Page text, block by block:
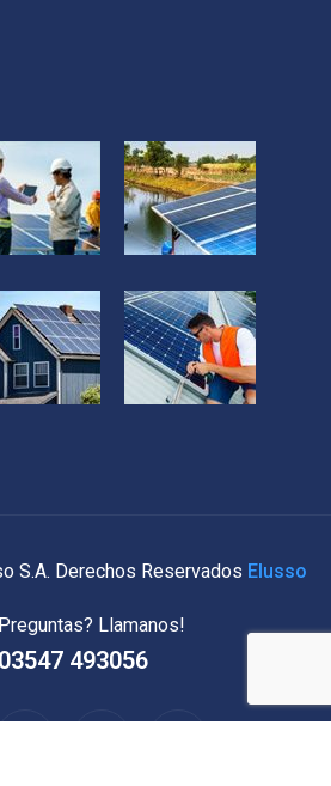
S.A. Derechos Reservados Elusso
Preguntas? Llamanos!
03547 493056